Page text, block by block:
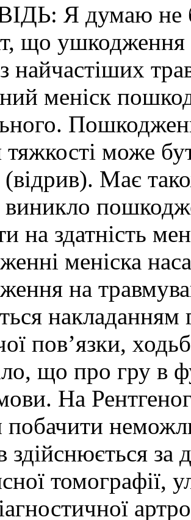
Я думаю не
що ушкодження
найчастіших
меніск
тяжкості може
Має
виникло
на здатність
меніска
на
накладанням
пов’язки,
що про гру в
На
побачити
здійснюється
томографії,